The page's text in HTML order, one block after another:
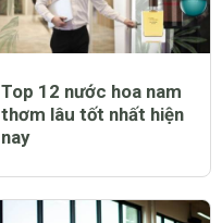
Top 12 nước hoa nam
thơm lâu tốt nhất hiện
nay